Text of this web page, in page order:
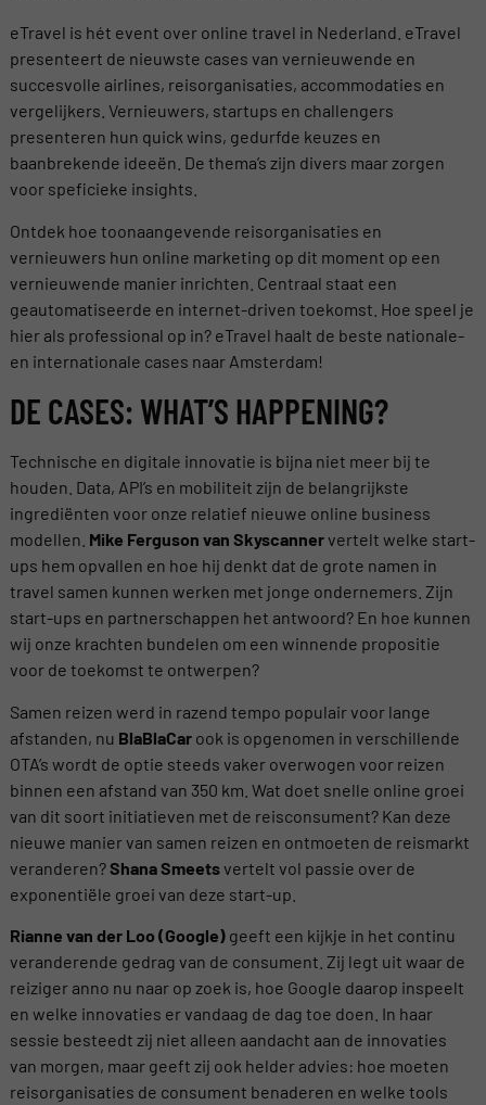
eTravel is hét event over online travel in Nederland. eTravel
presenteert de nieuwste cases van vernieuwende en
succesvolle airlines, reisorganisaties, accommodaties en
vergelijkers. Vernieuwers, startups en challengers
presenteren hun quick wins, gedurfde keuzes en
baanbrekende ideeën. De thema’s zijn divers maar zorgen
voor speficieke insights.
Ontdek hoe toonaangevende reisorganisaties en
vernieuwers hun online marketing op dit moment op een
vernieuwende manier inrichten. Centraal staat een
geautomatiseerde en internet-driven toekomst. Hoe speel je
hier als professional op in? eTravel haalt de beste nationale-
en internationale cases naar Amsterdam!
DE CASES: WHAT’S HAPPENING?
Technische en digitale innovatie is bijna niet meer bij te
houden. Data, API’s en mobiliteit zijn de belangrijkste
ingrediënten voor onze relatief nieuwe online business
modellen. Mike Ferguson van Skyscannervertelt welke start-
ups hem opvallen en hoe hij denkt dat de grote namen in
travel samen kunnen werken met jonge ondernemers. Zijn
start-ups en partnerschappen het antwoord? En hoe kunnen
wij onze krachten bundelen om een winnende propositie
voor de toekomst te ontwerpen?
Samen reizen werd in razend tempo populair voor lange
afstanden, nu BlaBlaCarook is opgenomen in verschillende
OTA’s wordt de optie steeds vaker overwogen voor reizen
binnen een afstand van 350 km. Wat doet snelle online groei
van dit soort initiatieven met de reisconsument? Kan deze
nieuwe manier van samen reizen en ontmoeten de reismarkt
veranderen?Shana Smeetsvertelt vol passie over de
exponentiële groei van deze start-up.
Rianne van der Loo (Google)geeft een kijkje in het continu
veranderende gedrag van de consument. Zij legt uit waar de
reiziger anno nu naar op zoek is, hoe Google daarop inspeelt
en welke innovaties er vandaag de dag toe doen. In haar
sessie besteedt zij niet alleen aandacht aan de innovaties
van morgen, maar geeft zij ook helder advies: hoe moeten
reisorganisaties de consument benaderen en welke tools